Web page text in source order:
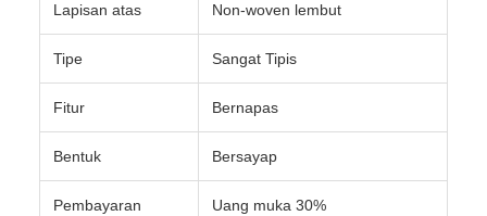
Lapisan atas Non-woven lembut
Tipe Sangat Tipis
Fitur Bernapas
Bentuk Bersayap
Pembayaran Uang muka 30%